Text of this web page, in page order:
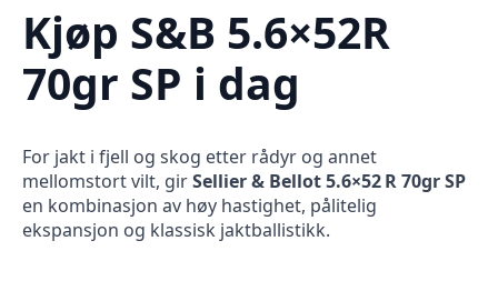
Kjøp S&B 5.6×52R
70gr SP i dag
For jakt i fjell og skog etter rådyr og annet
mellomstort vilt, girSellier & Bellot 5.6×52 R 70gr SP
en kombinasjon av høy hastighet, pålitelig
ekspansjon og klassisk jaktballistikk.